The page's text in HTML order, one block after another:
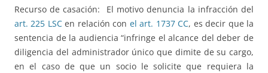
Recurso de casación: El motivo denuncia la infracción del
art. 225 LSCen relación con el art. 1737 CC, es decir que la
sentencia de la audiencia “infringe el alcance del deber de
diligencia del administrador único que dimite de su cargo,
en el caso de que un socio le solicite que requiera la